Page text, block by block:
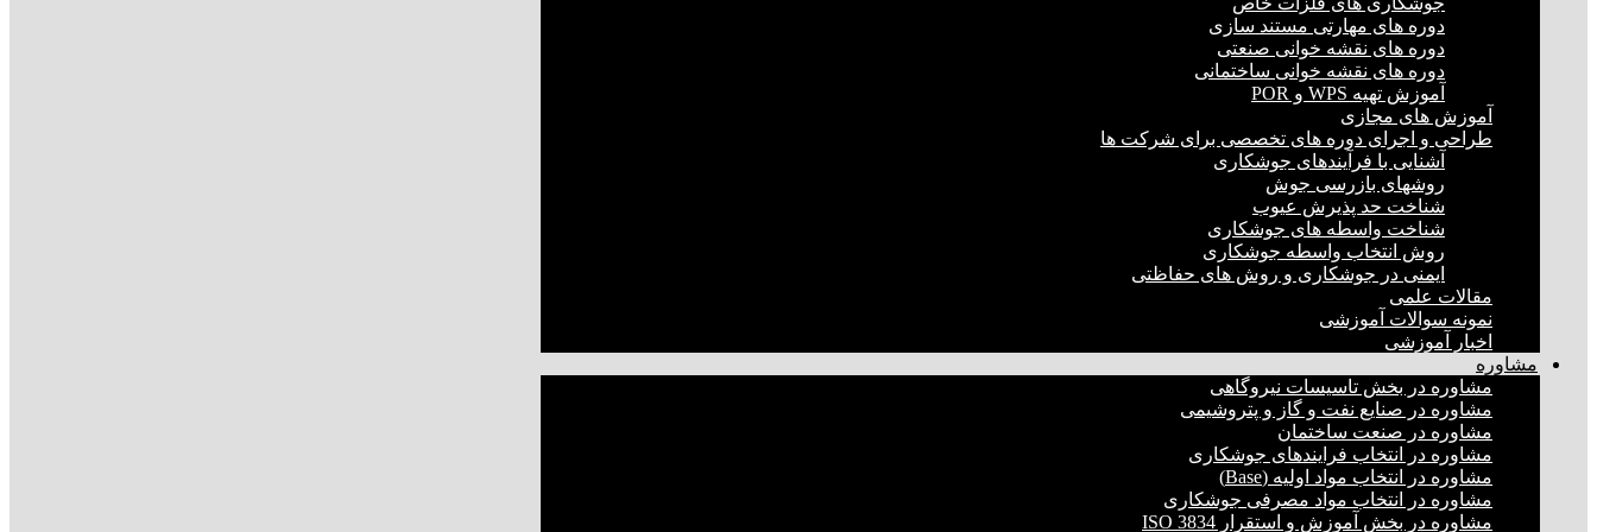
دوره های مهارتی مستند سازی
دوره های نقشه خوانی صنعتی
دوره های نقشه خوانی ساختمانی
آموزش تهیه WPS و POR
آموزش های مجازی
طراحی و اجرای دوره های تخصصی برای شرکت ها
آشنایی با فرآیندهای جوشکاری
روشهای بازرسی جوش
شناخت حد پذیرش عیوب
شناخت واسطه های جوشکاری
روش انتخاب واسطه جوشکاری
ایمنی در جوشکاری و روش های حفاظتی
مقالات علمی
نمونه سوالات آموزشی
اخبار آموزشی
مشاوره
مشاوره در بخش تاسیسات نیروگاهی
مشاوره در صنایع نفت و گاز و پتروشیمی
مشاوره در صنعت ساختمان
مشاوره در انتخاب فرایند‌های جوشکاری
مشاوره در انتخاب مواد اولیه (Base)
مشاوره در انتخاب مواد مصرفی جوشکاری
مشاوره در بخش آموزش و استقرار ISO 3834